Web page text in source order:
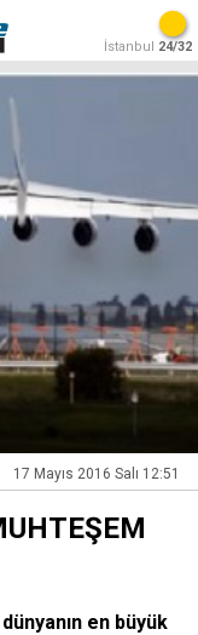
İstanbul 24/32
17 Mayıs 2016 Salı 12:51
en büyük